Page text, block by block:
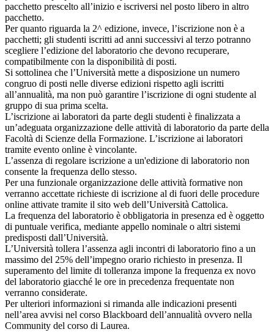
pacchetto prescelto all’inizio e iscriversi nel posto libero in altro
pacchetto.
Per quanto riguarda la 2^ edizione, invece, l’iscrizione non è a
pacchetti; gli studenti iscritti ad anni successivi al terzo potranno
scegliere l’edizione del laboratorio che devono recuperare,
compatibilmente con la disponibilità di posti.
Si sottolinea che l’Università mette a disposizione un numero
congruo di posti nelle diverse edizioni rispetto agli iscritti
all’annualità, ma non può garantire l’iscrizione di ogni studente al
gruppo di sua prima scelta.
L’iscrizione ai laboratori da parte degli studenti è finalizzata a
un’adeguata organizzazione delle attività di laboratorio da parte della
Facoltà di Scienze della Formazione. L’iscrizione ai laboratori
tramite evento online è vincolante.
L’assenza di regolare iscrizione a un'edizione di laboratorio non
consente la frequenza dello stesso.
Per una funzionale organizzazione delle attività formative non
verranno accettate richieste di iscrizione al di fuori delle procedure
online attivate tramite il sito web dell’Università Cattolica.
La frequenza del laboratorio è obbligatoria in presenza ed è oggetto
di puntuale verifica, mediante appello nominale o altri sistemi
predisposti dall’Università.
L’Università tollera l’assenza agli incontri di laboratorio fino a un
massimo del 25% dell’impegno orario richiesto in presenza. Il
superamento del limite di tolleranza impone la frequenza ex novo
del laboratorio giacché le ore in precedenza frequentate non
verranno considerate.
Per ulteriori informazioni si rimanda alle indicazioni presenti
nell’area avvisi nel corso Blackboard dell’annualità ovvero nella
Community del corso di Laurea.